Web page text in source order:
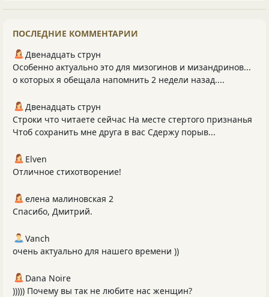
ПОСЛЕДНИЕ КОММЕНТАРИИ
Двенадцать струн
Особенно актуально это для мизогинов и мизандринов...
о которых я обещала напомнить 2 недели назад....
Двенадцать струн
Строки что читаете сейчас На месте стертого признанья
Чтоб сохранить мне друга в вас Сдержу порыв...
Elven
Отличное стихотворение!
елена малиновская 2
Спасибо, Дмитрий.
Vanch
очень актуально для нашего времени ))
Dana Noire
))))) Почему вы так не любите нас женщин?